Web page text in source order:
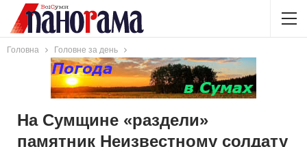
Головна Головне за день
На Сумщине «раздели»
памятник Неизвестному солдату